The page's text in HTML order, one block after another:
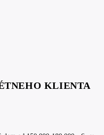
KLIENTA